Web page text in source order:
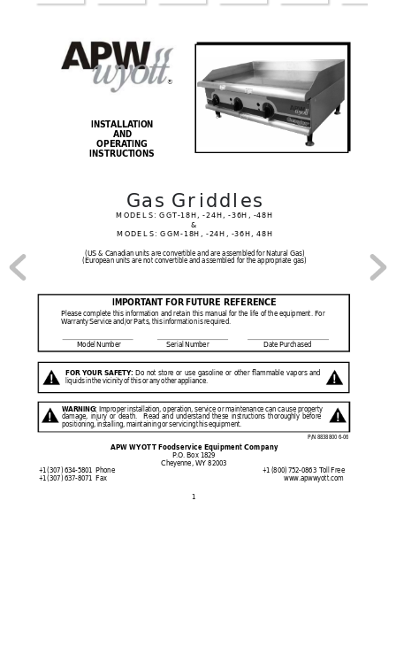
R
APW WYOTT Foodservice Equipment Company
P.O. Box 1829
Cheyenne, WY 82003
+1 (307) 634-5801 Phone +1 (800) 752-0863 Toll Free
+1 (307) 637-8071 Fax www.apwwyott.com
INSTALLATION
AND
OPERATING
INSTRUCTIONS
  P/N 8838800 6-06
IMPORTANT FOR FUTURE REFERENCE
Please complete this information and retain this manual for the life of the equipment. For
Warranty Service and/or Parts, this information is required.
Model Number Serial Number Date Purchased
Gas Griddles
MODELS: GGT-18H, -24H, -36H, -48H
&
MODELS: GGM-18H, -24H, -36H, 48H
WARNING: Improper installation, operation, service or maintenance can cause property
damage, injury or death. Read and understand these instructions thoroughly before
positioning, installing, maintaining or servicing this equipment.
! !
FOR YOUR SAFETY: Do not store or use gasoline or other flammable vapors and
liquids in the vicinity of this or any other appliance. !
!
1
(US & Canadian units are convertible and are assembled for Natural Gas)
(European units are not convertible and assembled for the appropriate gas)